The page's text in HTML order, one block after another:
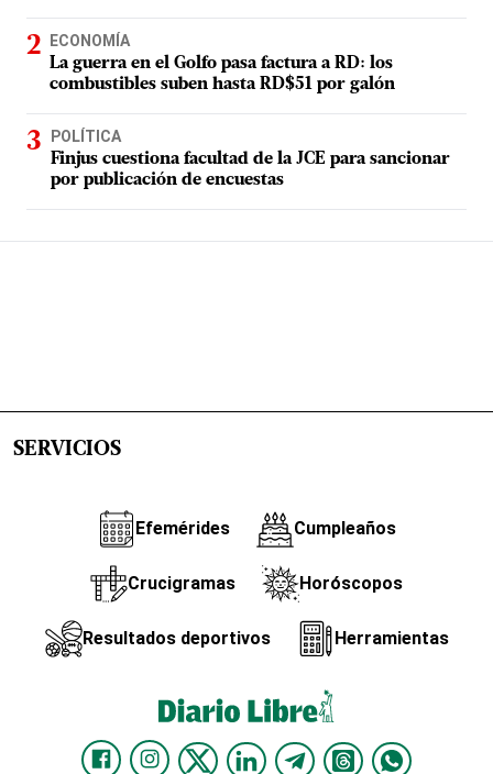
ECONOMÍA
La guerra en el Golfo pasa factura a RD: los
combustibles suben hasta RD$51 por galón
POLÍTICA
Finjus cuestiona facultad de la JCE para sancionar
por publicación de encuestas
SERVICIOS
Efemérides Cumpleaños
Crucigramas Horóscopos
Resultados deportivos Herramientas